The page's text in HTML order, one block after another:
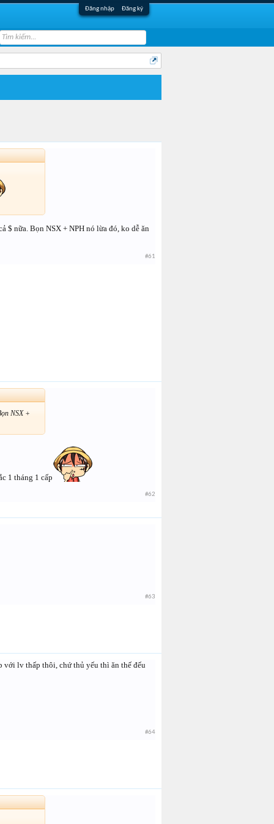
Đăng nhập Đăng ký
$ nữa. Bọn NSX + NPH nó lừa đó, ko dễ ăn
#61
NSX +
1 tháng 1 cấp
#62
#63
với lv thấp thôi, chứ thủ yếu thì ăn thế đếu
#64